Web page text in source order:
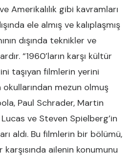
Amerikalılık gibi kavramları
ele almış ve kalıplaşmış
dışında teknikler ve
“1960’ların karşı kültür
taşıyan filmlerin yerini
okullarından mezun olmuş
Paul Schrader, Martin
ve Steven Spielberg’in
aldı. Bu filmlerin bir bölümü,
ailenin konumunu